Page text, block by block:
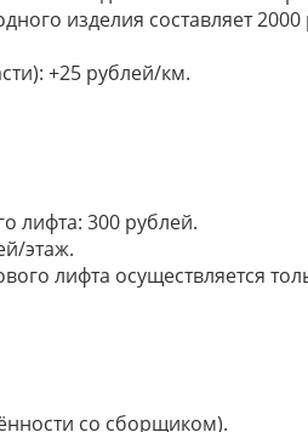
изделия составляет
+25 рублей/км.
лифта: 300 рублей.
этаж.
лифта осуществляется
со сборщиком).